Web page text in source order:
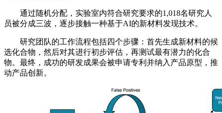
通过随机分配，实验室内符合研究要求的1,018名研究人
员被分成三波，逐步接触一种基于AI的新材料发现技术。
研究团队的工作流程包括四个步骤：首先生成新材料的候
选化合物，然后对其进行初步评估，再测试最有潜力的化合
物。最终，成功的研发成果会被申请专利并纳入产品原型，推
动产品创新。